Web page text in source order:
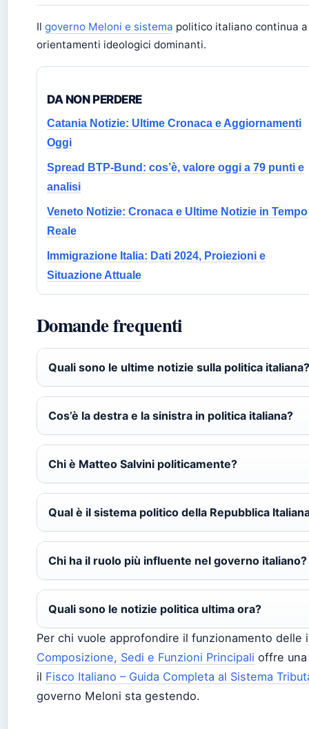
Il governo Meloni e sistema politico italiano continua
orientamenti ideologici dominanti.
DA NON PERDERE
Catania Notizie: Ultime Cronaca e Aggiornamenti
Oggi
Spread BTP-Bund: cos’è, valore oggi a 79 punti e
analisi
Veneto Notizie: Cronaca e Ultime Notizie in Tempo
Reale
Immigrazione Italia: Dati 2024, Proiezioni e
Situazione Attuale
Domande frequenti
Quali sono le ultime notizie sulla politica italiana?
Cos’è la destra e la sinistra in politica italiana?
Chi è Matteo Salvini politicamente?
Qual è il sistema politico della Repubblica
Chi ha il ruolo più influente nel governo italiano?
Quali sono le notizie politica ultima ora?
Per chi vuole approfondire il funzionamento
Composizione, Sedi e Funzioni Principali offre
il Fisco Italiano – Guida Completa al Sistema
governo Meloni sta gestendo.